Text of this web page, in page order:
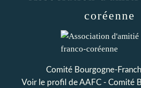
coréenne
Comité Bourgogne-
Voir le profil deAAFC - Comité